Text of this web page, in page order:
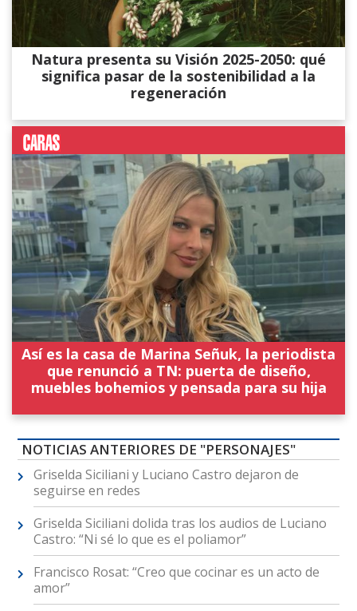
Natura presenta su Visión 2025-2050: qué
significa pasar de la sostenibilidad a la
regeneración
Así es la casa de Marina Señuk, la periodista
que renunció a TN: puerta de diseño,
muebles bohemios y pensada para su hija
NOTICIAS ANTERIORES DE "PERSONAJES"
Griselda Siciliani y Luciano Castro dejaron de
seguirse en redes
Griselda Siciliani dolida tras los audios de Luciano
Castro: “Ni sé lo que es el poliamor”
Francisco Rosat: “Creo que cocinar es un acto de
amor”